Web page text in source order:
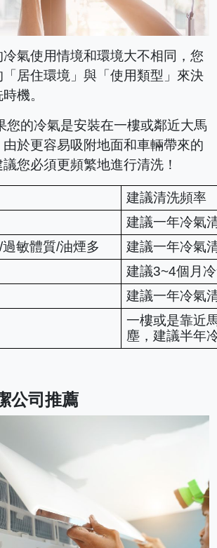
氣使用情境和環境大不相同，您
居住環境」與「使用類型」來決
機。
您的冷氣是安裝在一樓或鄰近大馬
於更容易吸附地面和車輛帶來的
您必須更頻繁地進行清洗！
建議清洗頻率
建議一年冷氣
敏體質/油煙多
建議一年冷氣
建議3~4個月
建議一年冷氣
一樓或是靠近
塵，建議半年
公司推薦